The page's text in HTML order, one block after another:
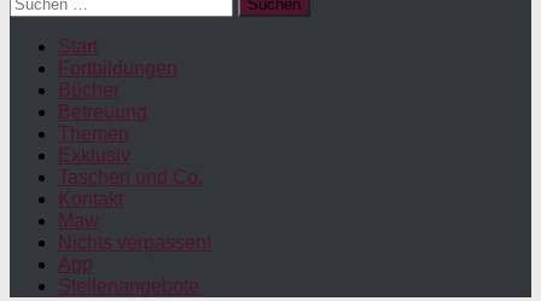
nach:
Start
Fortbildungen
Bücher
Betreuung
Themen
Exklusiv
Taschen und Co.
Kontakt
Maw
Nichts verpassen!
App
Stellenangebote